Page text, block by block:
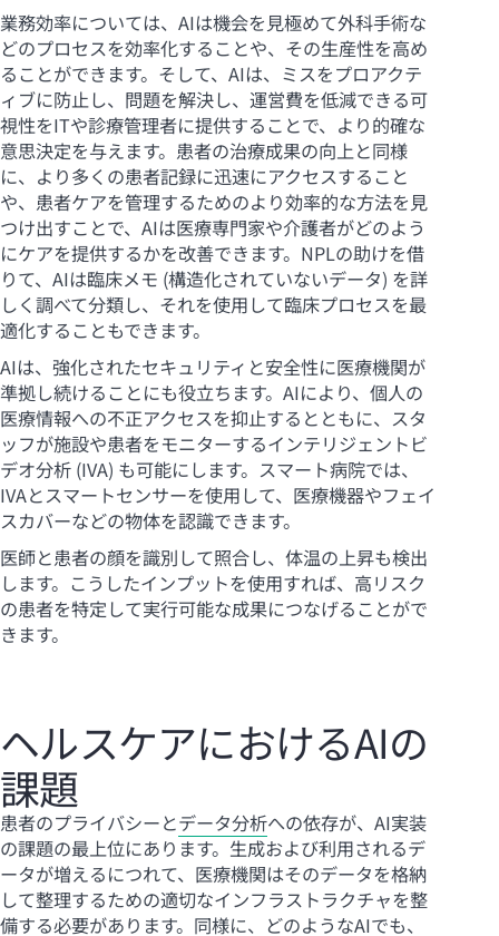
業務効率については、AIは機会を見極めて外科手術な
どのプロセスを効率化することや、その生産性を高め
ることができます。そして、AIは、ミスをプロアクテ
ィブに防止し、問題を解決し、運営費を低減できる可
視性をITや診療管理者に提供することで、より的確な
意思決定を与えます。患者の治療成果の向上と同様
に、より多くの患者記録に迅速にアクセスすること
や、患者ケアを管理するためのより効率的な方法を見
つけ出すことで、AIは医療専門家や介護者がどのよう
にケアを提供するかを改善できます。NPLの助けを借
りて、AIは臨床メモ (構造化されていないデータ) を詳
しく調べて分類し、それを使用して臨床プロセスを最
適化することもできます。
AIは、強化されたセキュリティと安全性に医療機関が
準拠し続けることにも役立ちます。AIにより、個人の
医療情報への不正アクセスを抑止するとともに、スタ
ッフが施設や患者をモニターするインテリジェントビ
デオ分析 (IVA) も可能にします。スマート病院では、
IVAとスマートセンサーを使用して、医療機器やフェイ
スカバーなどの物体を認識できます。
医師と患者の顔を識別して照合し、体温の上昇も検出
します。こうしたインプットを使用すれば、高リスク
の患者を特定して実行可能な成果につなげることがで
きます。
ヘルスケアにおけるAIの
課題
患者のプライバシーとデータ分析への依存が、AI実装
の課題の最上位にあります。生成および利用されるデ
ータが増えるにつれて、医療機関はそのデータを格納
して整理するための適切なインフラストラクチャを整
備する必要があります。同様に、どのようなAIでも、